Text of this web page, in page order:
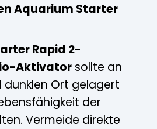
Aquarium Starter
Rapid 2-
Aktivator sollte an
dunklen Ort gelagert
der
Vermeide direkte